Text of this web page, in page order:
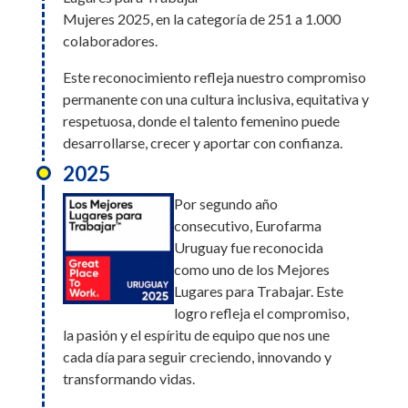
construcción de una cultura basada en la
confianza, el respeto y el bienestar. ¡Gracias a todos
por ser parte de este logro!
2026
Eurofarma Perú fue
reconocida en la edición
2026 de Great Place to
un ranking que evalúa las
prácticas organizacionales
orientadas al desarrollo, bienestar y
valorización de personas de todas las edades.
Obtuvo posiciones destacadas en diferentes
categorías:
1.er lugar en la Categoría Oro, 5.º lugar en la
Categoría Talento Senior y 13.º lugar en la
Mujeres 2025, en la categoría de 251 a 1.000
colaboradores.
Este reconocimiento refleja nuestro compromiso
permanente con una cultura inclusiva, equitativa y
respetuosa, donde el talento femenino puede
desarrollarse, crecer y aportar con confianza.
2025
Por segundo año
consecutivo, Eurofarma
Uruguay fue reconocida
como uno de los Mejores
Lugares para Trabajar. Este
logro refleja el compromiso,
la pasión y el espíritu de equipo que nos une
cada día para seguir creciendo, innovando y
transformando vidas.